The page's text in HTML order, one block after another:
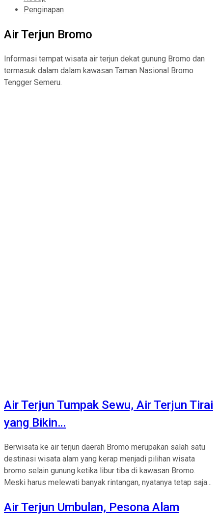
Penginapan
Air Terjun Bromo
Informasi tempat wisata air terjun dekat gunung Bromo dan
termasuk dalam dalam kawasan Taman Nasional Bromo
Tengger Semeru.
Air Terjun Tumpak Sewu, Air Terjun Tirai
yang Bikin…
Berwisata ke air terjun daerah Bromo merupakan salah satu
destinasi wisata alam yang kerap menjadi pilihan wisata
bromo selain gunung ketika libur tiba di kawasan Bromo.
Meski harus melewati banyak rintangan, nyatanya tetap saja...
Air Terjun Umbulan, Pesona Alam